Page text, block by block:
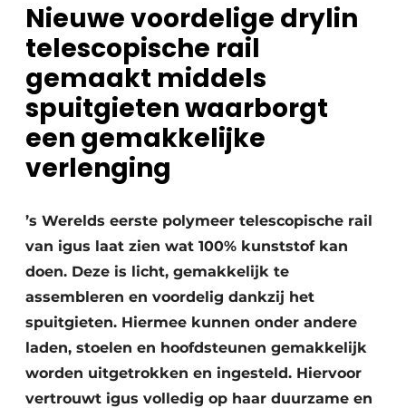
Nieuwe voordelige drylin
telescopische rail
gemaakt middels
spuitgieten waarborgt
een gemakkelijke
verlenging
’s Werelds eerste polymeer telescopische rail
van igus laat zien wat 100% kunststof kan
doen. Deze is licht, gemakkelijk te
assembleren en voordelig dankzij het
spuitgieten. Hiermee kunnen onder andere
laden, stoelen en hoofdsteunen gemakkelijk
worden uitgetrokken en ingesteld. Hiervoor
vertrouwt igus volledig op haar duurzame en